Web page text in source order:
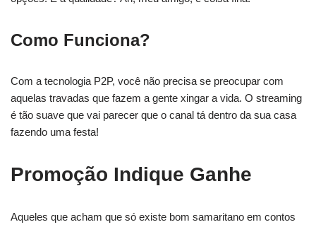
Como Funciona?
Com a tecnologia P2P, você não precisa se preocupar com
aquelas travadas que fazem a gente xingar a vida. O streaming
é tão suave que vai parecer que o canal tá dentro da sua casa
fazendo uma festa!
Promoção Indique Ganhe
Aqueles que acham que só existe bom samaritano em contos